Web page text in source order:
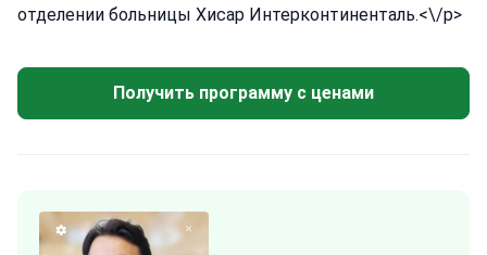
отделении больницы Хисар Интерконтиненталь.<\/p>
Получить программу с ценами